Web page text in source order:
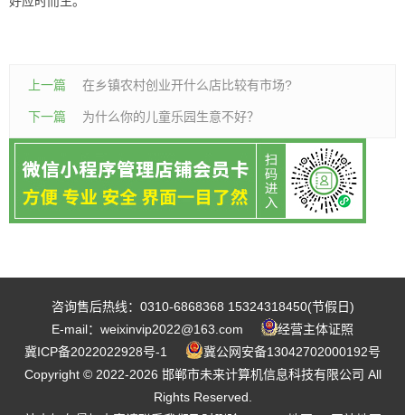
上一篇 在乡镇农村创业开什么店比较有市场?
下一篇 为什么你的儿童乐园生意不好？
咨询售后热线：0310-6868368 15324318450(节假日)
E-mail：weixinvip2022@163.com
经营主体证照
冀ICP备2022022928号-1
冀公网安备13042702000192号
Copyright © 2022-2026 邯郸市未来计算机信息科技有限公司 All
Rights Reserved.